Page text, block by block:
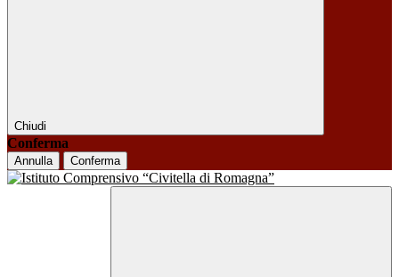
Chiudi
Conferma
Annulla Conferma